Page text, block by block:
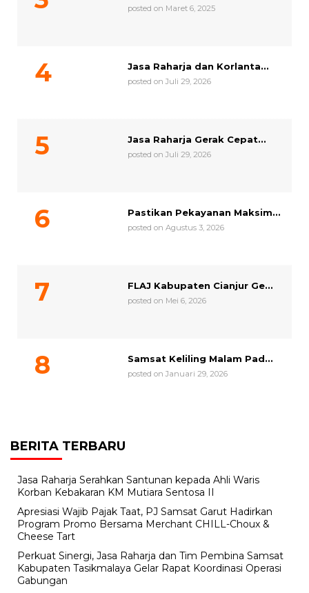
posted on Maret 6, 2025
Jasa Raharja dan Korlanta...
posted on Juli 29, 2026
Jasa Raharja Gerak Cepat...
posted on Juli 29, 2026
Pastikan Pekayanan Maksim...
posted on Agustus 3, 2026
FLAJ Kabupaten Cianjur Ge...
posted on Mei 6, 2026
Samsat Keliling Malam Pad...
posted on Januari 29, 2026
BERITA TERBARU
Jasa Raharja Serahkan Santunan kepada Ahli Waris
Korban Kebakaran KM Mutiara Sentosa II
Apresiasi Wajib Pajak Taat, PJ Samsat Garut Hadirkan
Program Promo Bersama Merchant CHILL-Choux &
Cheese Tart
Perkuat Sinergi, Jasa Raharja dan Tim Pembina Samsat
Kabupaten Tasikmalaya Gelar Rapat Koordinasi Operasi
Gabungan